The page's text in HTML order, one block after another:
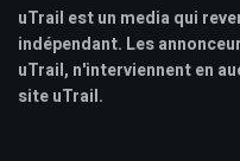
uTrail est un media qui
indépendant. Les
uTrail, n'interviennent en
site uTrail.